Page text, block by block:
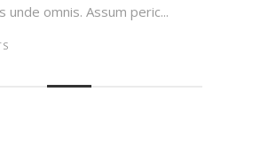
unde omnis. Assum peric...